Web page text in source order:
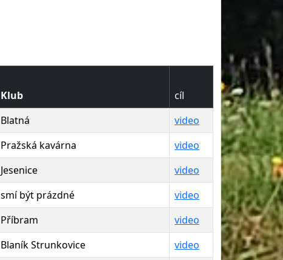
Klub
cíl
Blatná
video
Pražská kavárna
video
Jesenice
video
smí být prázdné
video
Příbram
video
Blaník Strunkovice
video